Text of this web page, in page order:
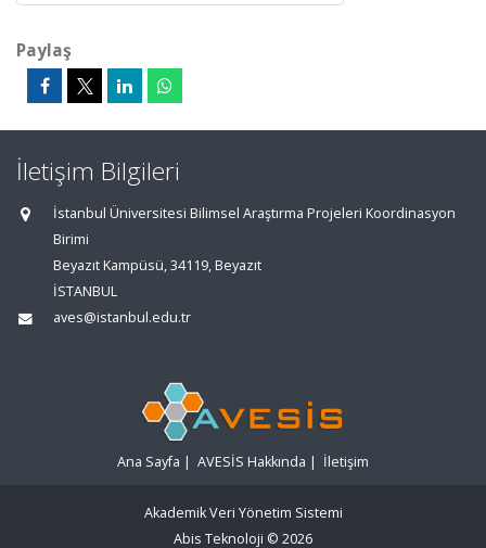
Paylaş
İletişim Bilgileri
İstanbul Üniversitesi Bilimsel Araştırma Projeleri Koordinasyon
Birimi
Beyazıt Kampüsü, 34119, Beyazıt
İSTANBUL
aves@istanbul.edu.tr
Ana Sayfa | AVESİS Hakkında | İletişim
Akademik Veri Yönetim Sistemi
Abis Teknoloji © 2026